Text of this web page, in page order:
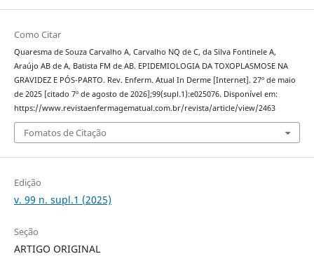
Como Citar
Quaresma de Souza Carvalho A, Carvalho NQ de C, da Silva Fontinele A,
Araújo AB de A, Batista FM de AB. EPIDEMIOLOGIA DA TOXOPLASMOSE NA
GRAVIDEZ E PÓS-PARTO. Rev. Enferm. Atual In Derme [Internet]. 27º de maio
de 2025 [citado 7º de agosto de 2026];99(supl.1):e025076. Disponível em:
https://www.revistaenfermagematual.com.br/revista/article/view/2463
Fomatos de Citação
Edição
v. 99 n. supl.1 (2025)
Seção
ARTIGO ORIGINAL